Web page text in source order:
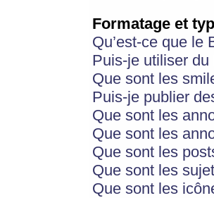
Formatage et
Qu’est-ce que le
Puis-je utiliser du
Que sont les
Puis-je publier
Que sont les
Que sont les
Que sont les
Que sont les
Que sont les